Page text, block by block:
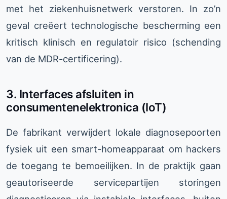
met het ziekenhuisnetwerk verstoren. In zo’n
geval creëert technologische bescherming een
kritisch klinisch en regulatoir risico (schending
van de MDR-certificering).
3. Interfaces afsluiten in
consumentenelektronica (IoT)
De fabrikant verwijdert lokale diagnosepoorten
fysiek uit een smart-homeapparaat om hackers
de toegang te bemoeilijken. In de praktijk gaan
geautoriseerde servicepartijen storingen